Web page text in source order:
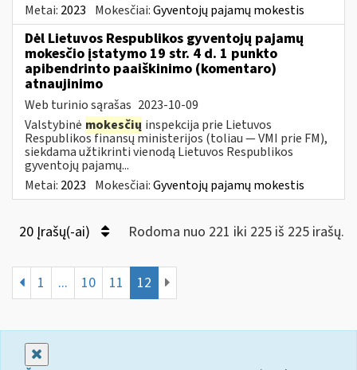
Metai: 2023 Mokesčiai:Gyventojų pajamų mokestis
Dėl Lietuvos Respublikos gyventojų pajamų
mokesčio įstatymo 19 str. 4 d. 1 punkto
apibendrinto paaiškinimo (komentaro)
atnaujinimo
Web turinio sąrašas 2023-10-09
Valstybinė mokesčių inspekcija prie Lietuvos
Respublikos finansų ministerijos (toliau — VMI prie FM),
siekdama užtikrinti vienodą Lietuvos Respublikos
gyventojų pajamų...
Metai: 2023 Mokesčiai:Gyventojų pajamų mokestis
20 Įrašų(-ai) Rodoma nuo 221 iki 225 iš 225 irašų.
1 ... 10 11 12